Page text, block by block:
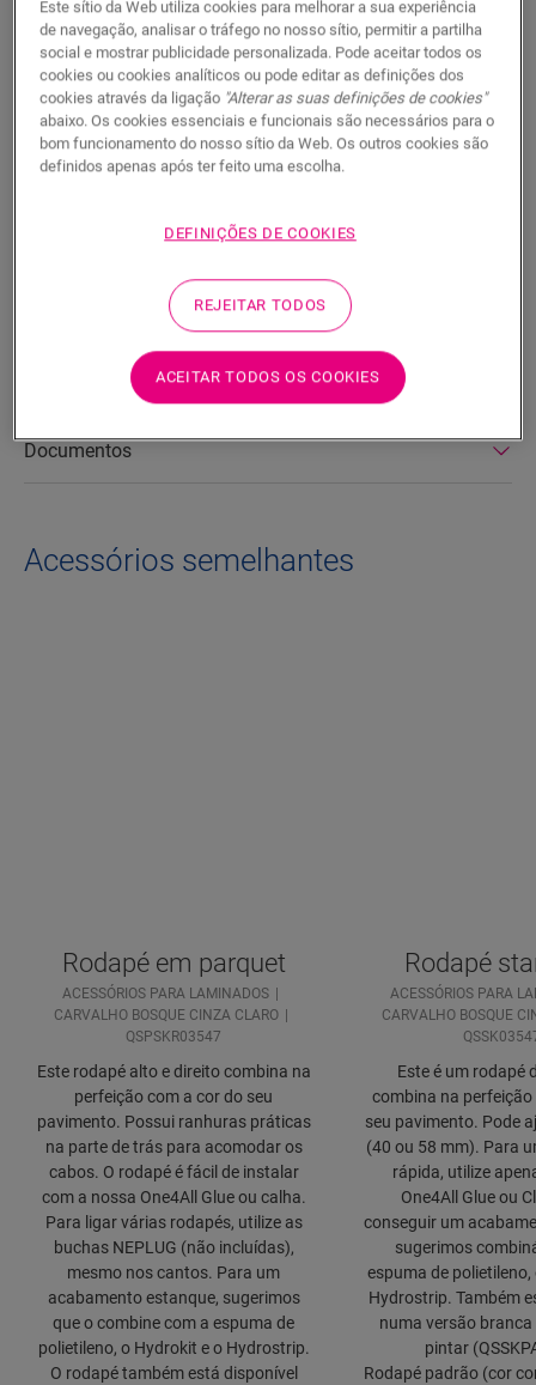
Características do produto
Este Scotia é um rodapé discreto que combina na perfeição
com a cor do seu pavimento. Um Scotia também pode ser útil
como acabamento em combinação com os rodapés
acabamento estanque, pode combiná-lo com a espuma de
polietileno, o Hydrokit e o Hydrostrip. Este Scotia também
Documentos
Acessórios semelhantes
Rodapé em parquet
ACESSÓRIOS PARA LAMINADOS
CARVALHO BOSQUE CINZA CLARO
QSPSKR03547
Este rodapé alto e direito combina na
perfeição com a cor do seu
pavimento. Possui ranhuras práticas
na parte de trás para acomodar os
cabos. O rodapé é fácil de instalar
com a nossa One4All Glue ou calha.
Para ligar várias rodapés, utilize as
buchas NEPLUG (não incluídas),
mesmo nos cantos. Para um
acabamento estanque, sugerimos
que o combine com a espuma de
polietileno, o Hydrokit e o Hydrostrip.
O rodapé também está disponível
Rodapé
ACESSÓRIOS PARA
CARVALHO BOSQUE
Este é um rodapé
combina na perfeição
seu pavimento. Pode
(40 ou 58 mm). Para
rápida, utilize
One4All Glue ou
conseguir um
sugerimos
espuma de polietileno,
Hydrostrip. Também
numa versão branca
pintar
Rodapé padrão (cor
Este sítio da Web utiliza cookies para melhorar a sua experiência
de navegação, analisar o tráfego no nosso sítio, permitir a partilha
social e mostrar publicidade personalizada. Pode aceitar todos os
cookies ou cookies analíticos ou pode editar as definições dos
cookies através da ligação "Alterar as suas definições de cookies"
abaixo. Os cookies essenciais e funcionais são necessários para o
bom funcionamento do nosso sítio da Web. Os outros cookies são
definidos apenas após ter feito uma escolha.
DEFINIÇÕES DE COOKIES
REJEITAR TODOS
ACEITAR TODOS OS COOKIES